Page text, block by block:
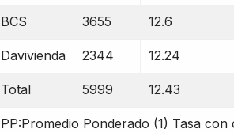
BCS 3655 12.6
Davivienda 2344 12.24
Total 5999 12.43
PP:Promedio Ponderado (1) Tasa